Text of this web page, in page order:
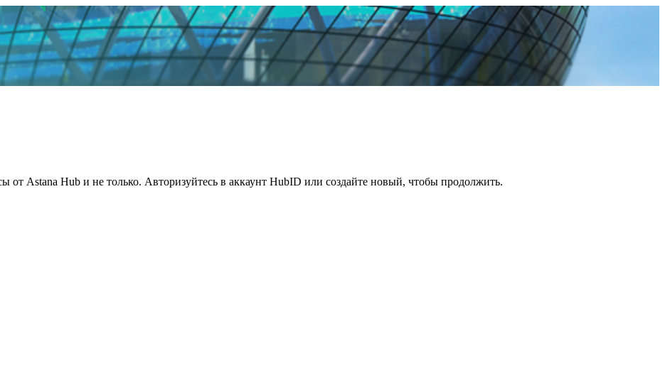
Astana Hub и не только. Авторизуйтесь в аккаунт HubID или создайте новый, чтобы продолжить.